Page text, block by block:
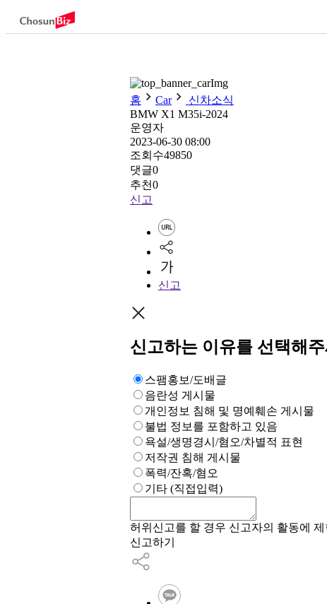
홈 Car
신차소식
BMW X1 M35i-2024
운영자
2023-06-30 08:00
조회수49850
댓글0
추천0
신고
신고
신고하는 이유를 선택해
스팸홍보/도배글
음란성 게시물
개인정보 침해 및 명예훼손 게시물
불법 정보를 포함하고 있음
욕설/생명경시/혐오/차별적 표현
저작권 침해 게시물
폭력/잔혹/혐오
기타 (직접입력)
허위신고를 할 경우 신고자의 활동에
신고하기